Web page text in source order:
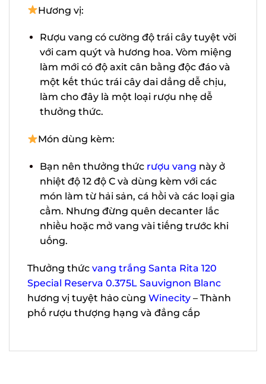
Rượu vang có cường độ trái cây tuyệt
vời với cam quýt và hương hoa. Vòm
miệng làm mới có độ axit cân bằng độc
đáo và một kết thúc trái cây dai dẳng
dễ chịu, làm cho đây là một loại rượu
Bạn nên thưởng thứcrượu vangnày ở
nhiệt độ 12 độ C và dùng kèm với các
món làm từ hải sản, cá hồi và các loại
gia cầm. Nhưng đừng quên decanter
lắc nhiều hoặc mở vang vài tiếng trước
Thưởng thứcvang trắng Santa Rita 120
Special Reserva 0.375L Sauvignon Blanc
hương vị tuyệt hảo cùngWinecity–